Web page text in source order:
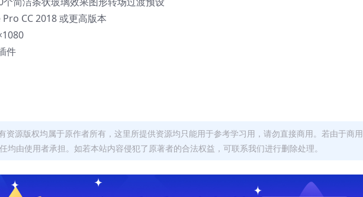
CC 2018 或更高版本
件
资源版权均属于原作者所有，这里所提供资源均只能用于参考学习用，请勿直接商用。若由于商用
均由使用者承担。如若本站内容侵犯了原著者的合法权益，可联系我们进行删除处理。